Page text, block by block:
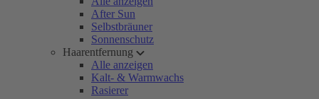
After Sun
Selbstbräuner
Sonnenschutz
Haarentfernung
Alle anzeigen
Kalt- & Warmwachs
Rasierer